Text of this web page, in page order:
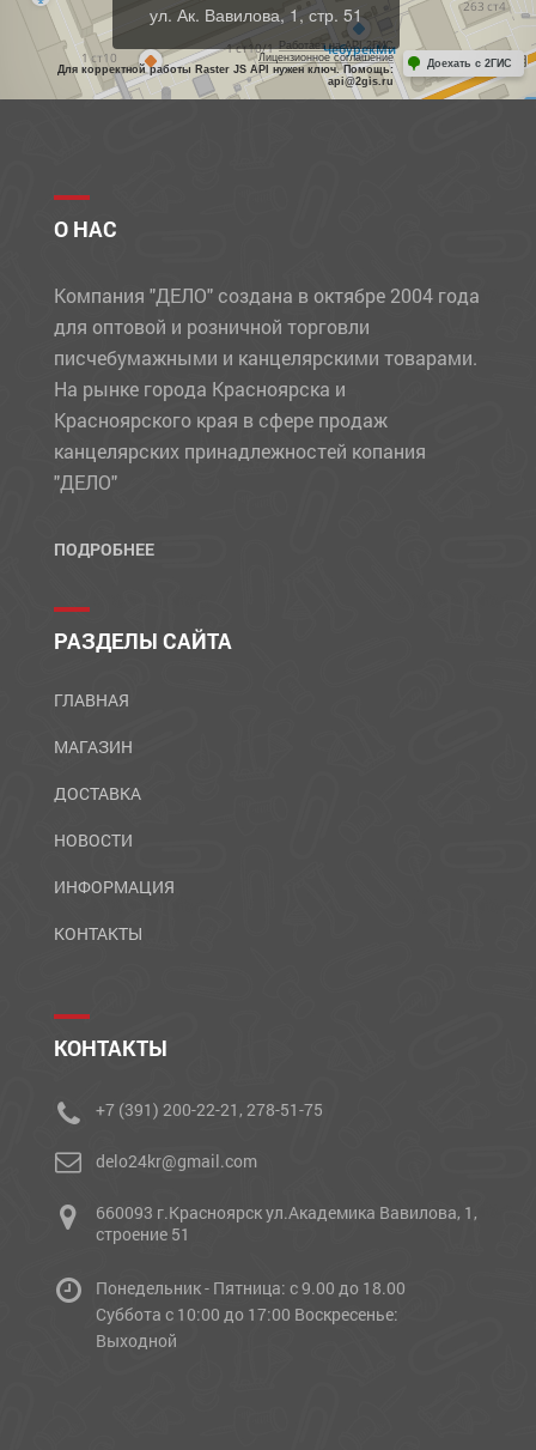
ул. Ак. Вавилова, 1, стр. 51
Работает на API 2ГИС
Лицензионное соглашение
Для корректной работы Raster JS API нужен ключ. Помощь:
api@2gis.ru
Доехать с 2ГИС
О НАС
Компания "ДЕЛО" создана в октябре 2004 года
для оптовой и розничной торговли
писчебумажными и канцелярскими товарами.
На рынке города Красноярска и
Красноярского края в сфере продаж
канцелярских принадлежностей копания
"ДЕЛО"
ПОДРОБНЕЕ
РАЗДЕЛЫ САЙТА
ГЛАВНАЯ
МАГАЗИН
ДОСТАВКА
НОВОСТИ
ИНФОРМАЦИЯ
КОНТАКТЫ
КОНТАКТЫ
+7 (391) 200-22-21, 278-51-75
delo24kr@gmail.com
660093 г.Красноярск ул.Академика Вавилова, 1,
строение 51
Понедельник - Пятница: с 9.00 до 18.00
Cуббота с 10:00 до 17:00 Воскресенье:
Выходной